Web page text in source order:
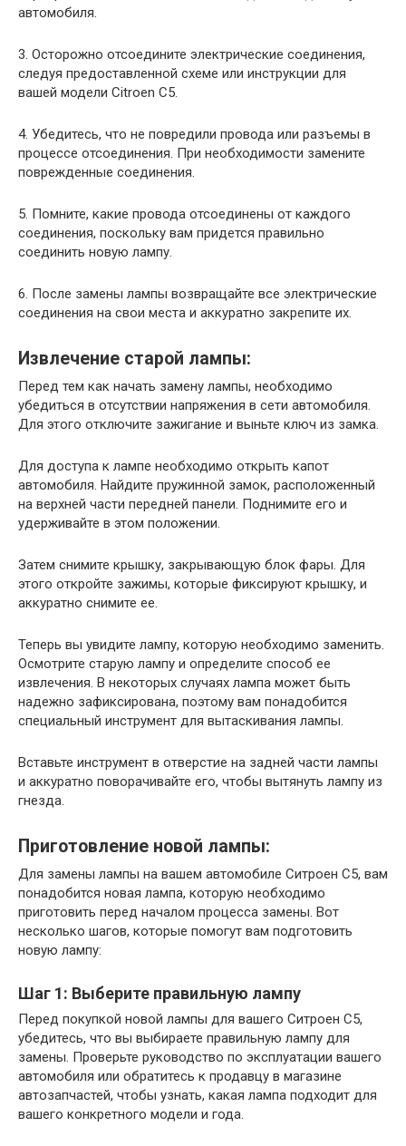
автомобиля.
3. Осторожно отсоедините электрические соединения,
следуя предоставленной схеме или инструкции для
вашей модели Citroen C5.
4. Убедитесь, что не повредили провода или разъемы в
процессе отсоединения. При необходимости замените
поврежденные соединения.
5. Помните, какие провода отсоединены от каждого
соединения, поскольку вам придется правильно
соединить новую лампу.
6. После замены лампы возвращайте все электрические
соединения на свои места и аккуратно закрепите их.
Извлечение старой лампы:
Перед тем как начать замену лампы, необходимо
убедиться в отсутствии напряжения в сети автомобиля.
Для этого отключите зажигание и выньте ключ из замка.
Для доступа к лампе необходимо открыть капот
автомобиля. Найдите пружинной замок, расположенный
на верхней части передней панели. Поднимите его и
удерживайте в этом положении.
Затем снимите крышку, закрывающую блок фары. Для
этого откройте зажимы, которые фиксируют крышку, и
аккуратно снимите ее.
Теперь вы увидите лампу, которую необходимо заменить.
Осмотрите старую лампу и определите способ ее
извлечения. В некоторых случаях лампа может быть
надежно зафиксирована, поэтому вам понадобится
специальный инструмент для вытаскивания лампы.
Вставьте инструмент в отверстие на задней части лампы
и аккуратно поворачивайте его, чтобы вытянуть лампу из
гнезда.
Приготовление новой лампы:
Для замены лампы на вашем автомобиле Ситроен С5, вам
понадобится новая лампа, которую необходимо
приготовить перед началом процесса замены. Вот
несколько шагов, которые помогут вам подготовить
новую лампу:
Шаг 1: Выберите правильную лампу
Перед покупкой новой лампы для вашего Ситроен С5,
убедитесь, что вы выбираете правильную лампу для
замены. Проверьте руководство по эксплуатации вашего
автомобиля или обратитесь к продавцу в магазине
автозапчастей, чтобы узнать, какая лампа подходит для
вашего конкретного модели и года.